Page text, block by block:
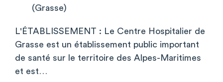
(Grasse)
L'ÉTABLISSEMENT : Le Centre Hospitalier de
Grasse est un établissement public important
de santé sur le territoire des Alpes-Maritimes
et est…